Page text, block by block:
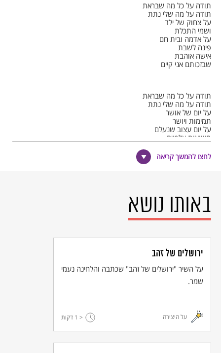
תודה על כל מה שבראת
תודה על מה שלי נתת
על צחוק של ילד
ושמי התכלת
על אדמה ובית חם
פינה לשבת
אישה אוהבת
שבזכותם אני קיים
תודה על כל מה שבראת
תודה על מה שלי נתת
על יום של אושר
תמימות ויושר
על יום עצוב שנעלם
תשואות אלפיים
שבזכותם אני קיים.
לחצו להמשך קריאה
באותו נושא
ירושלים של זהב
על השיר "ירושלים של זהב" שכתבה והלחינה נעמי
שמר.
על היצירה < 1 דקות